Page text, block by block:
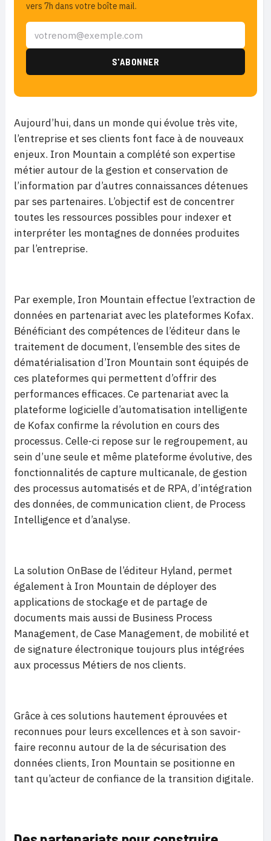
vers 7h dans votre boîte mail.
Aujourd’hui, dans un monde qui évolue très vite,
l’entreprise et ses clients font face à de nouveaux
enjeux. Iron Mountain a complété son expertise
métier autour de la gestion et conservation de
l’information par d’autres connaissances détenues
par ses partenaires. L’objectif est de concentrer
toutes les ressources possibles pour indexer et
interpréter les montagnes de données produites
par l’entreprise.
Par exemple, Iron Mountain effectue l’extraction de
données en partenariat avec les plateformes Kofax.
Bénéficiant des compétences de l’éditeur dans le
traitement de document, l’ensemble des sites de
dématérialisation d’Iron Mountain sont équipés de
ces plateformes qui permettent d’offrir des
performances efficaces. Ce partenariat avec la
plateforme logicielle d’automatisation intelligente
de Kofax confirme la révolution en cours des
processus. Celle-ci repose sur le regroupement, au
sein d’une seule et même plateforme évolutive, des
fonctionnalités de capture multicanale, de gestion
des processus automatisés et de RPA, d’intégration
des données, de communication client, de Process
Intelligence et d’analyse.
La solution OnBase de l’éditeur Hyland, permet
également à Iron Mountain de déployer des
applications de stockage et de partage de
documents mais aussi de Business Process
Management, de Case Management, de mobilité et
de signature électronique toujours plus intégrées
aux processus Métiers de nos clients.
Grâce à ces solutions hautement éprouvées et
reconnues pour leurs excellences et à son savoir-
faire reconnu autour de la de sécurisation des
données clients, Iron Mountain se positionne en
tant qu’acteur de confiance de la transition digitale.